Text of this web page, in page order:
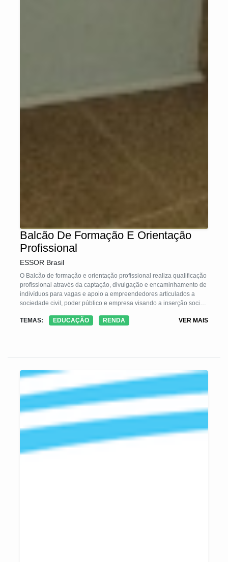
Balcão De Formação E Orientação
Profissional
ESSOR Brasil
O Balcão de formação e orientação profissional realiza qualificação
profissional através da captação, divulgação e encaminhamento de
indivíduos para vagas e apoio a empreendedores articulados a
sociedade civil, poder público e empresa visando a inserção social
TEMAS:
EDUCAÇÃO RENDA VER MAIS